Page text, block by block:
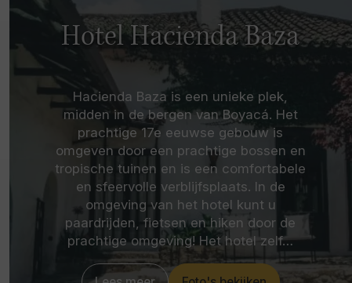
Hotel Hacienda Baza
Hacienda Baza is een unieke plek,
midden in de bergen van Boyacá. Het
prachtige 17e eeuwse gebouw is
omgeven door een prachtige bossen en
tropische tuinen en is een comfortabele
en sfeervolle verblijfsplaats. In de
omgeving van het hotel kunt u
paardrijden, fietsen en hiken door de
prachtige omgeving! Het hotel zelf…